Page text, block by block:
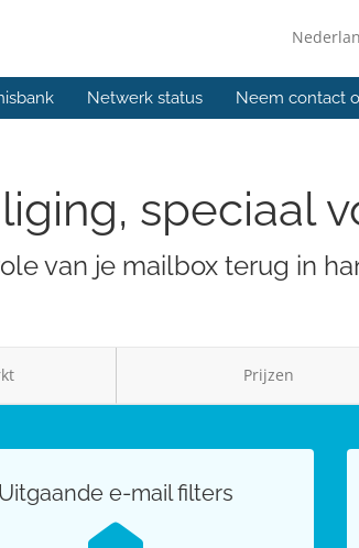
Netwerk status Neem contact
speciaal
van je mailbox terug in
Prijzen
Uitgaande e-mail filters